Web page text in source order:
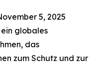
5, 2025
globales
das
zum Schutz und zur